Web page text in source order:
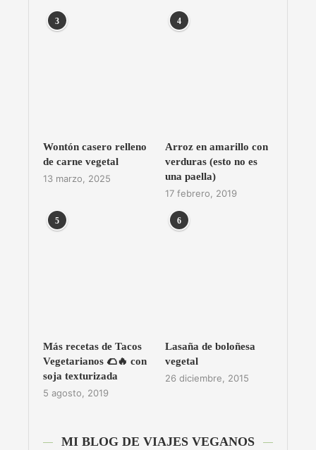
3
Wontón casero relleno
de carne vegetal
13 marzo, 2025
4
Arroz en amarillo con
verduras (esto no es
una paella)
17 febrero, 2019
5
Más recetas de Tacos
Vegetarianos 🌮🔥 con
soja texturizada
5 agosto, 2019
6
Lasaña de boloñesa
vegetal
26 diciembre, 2015
MI BLOG DE VIAJES VEGANOS